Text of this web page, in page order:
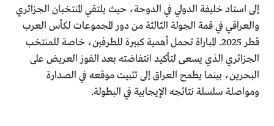
إلى استاد خليفة الدولي في الدوحة، حيث يلتقي المنتخبان الجزائري
والعراقي في قمة الجولة الثالثة من دور المجموعات لكأس العرب
قطر 2025. المباراة تحمل أهمية كبيرة للطرفين، خاصة للمنتخب
الجزائري الذي يسعى لتأكيد انتفاضته بعد الفوز العريض على
البحرين، بينما يطمح العراق إلى تثبيت موقعه في الصدارة
ومواصلة سلسلة نتائجه الإيجابية في البطولة.